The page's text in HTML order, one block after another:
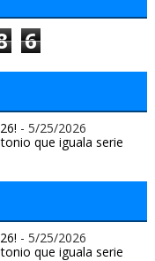
6
- 5/25/2026
que iguala serie
- 5/25/2026
que iguala serie